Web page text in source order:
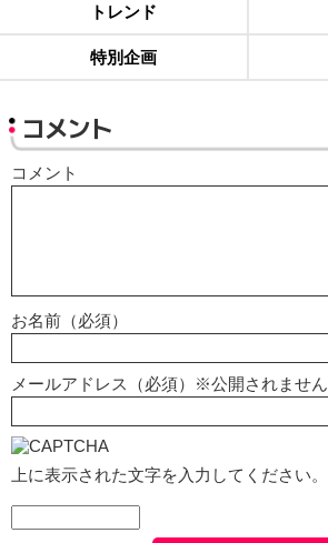
トレンド
特別企画
コメント
コメント
お名前（必須）
メールアドレス（必須）※公開されません
上に表示された文字を入力してください。